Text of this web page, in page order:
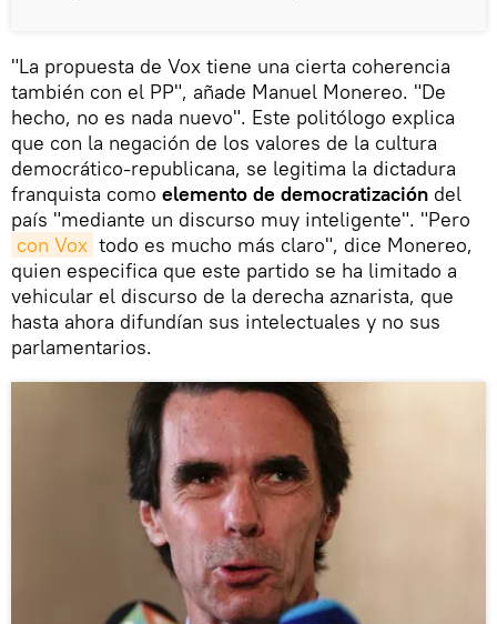
"La propuesta de Vox tiene una cierta coherencia
también con el PP", añade Manuel Monereo. "De
hecho, no es nada nuevo". Este politólogo explica
que con la negación de los valores de la cultura
democrático-republicana, se legitima la dictadura
franquista como elemento de democratización del
país "mediante un discurso muy inteligente". "Pero
con Vox todo es mucho más claro", dice Monereo,
quien especifica que este partido se ha limitado a
vehicular el discurso de la derecha aznarista, que
hasta ahora difundían sus intelectuales y no sus
parlamentarios.